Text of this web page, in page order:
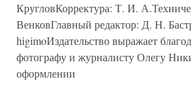
КругловКорректура: Т. И.
ВенковГлавный редактор: Д. Н.
higimoИздательство выражает
фотографу и журналисту Олегу
оформлении